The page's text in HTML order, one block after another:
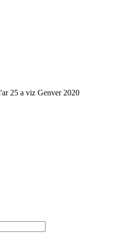
25 a viz Genver 2020